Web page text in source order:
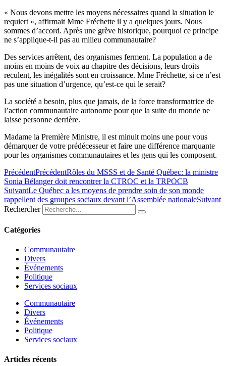
« Nous devons mettre les moyens nécessaires quand la situation le
requiert », affirmait Mme Fréchette il y a quelques jours. Nous
sommes d’accord. Après une grève historique, pourquoi ce principe
ne s’applique-t-il pas au milieu communautaire?
Des services arrêtent, des organismes ferment. La population a de
moins en moins de voix au chapitre des décisions, leurs droits
reculent, les inégalités sont en croissance. Mme Fréchette, si ce n’est
pas une situation d’urgence, qu’est-ce qui le serait?
La société a besoin, plus que jamais, de la force transformatrice de
l’action communautaire autonome pour que la suite du monde ne
laisse personne derrière.
Madame la Première Ministre, il est minuit moins une pour vous
démarquer de votre prédécesseur et faire une différence marquante
pour les organismes communautaires et les gens qui les composent.
PrécédentPrécédentRôles du MSSS et de Santé Québec: la ministre
Sonia Bélanger doit rencontrer la CTROC et la TRPOCB
SuivantLe Québec a les moyens de prendre soin de son monde
rappellent des groupes sociaux devant l’Assemblée nationaleSuivant
Rechercher
Catégories
Communautaire
Divers
Événements
Politique
Services sociaux
Communautaire
Divers
Événements
Politique
Services sociaux
Articles récents